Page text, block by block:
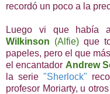
recordó un poco a la
Luego vi que había
Wilkinson (Alfie)que
papeles, pero el que
el encantador Andrew
la serie "Sherlock"
profesor Moriarty, u